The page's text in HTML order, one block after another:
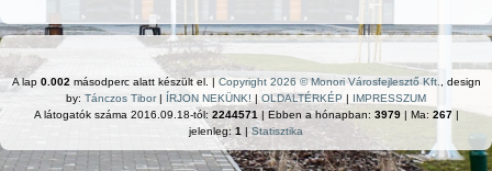
A lap 0.002másodperc alatt készült el. | Copyright 2026 © Monori Városfejlesztő Kft., design
by: Tánczos Tibor| ÍRJON NEKÜNK! | OLDALTÉRKÉP | IMPRESSZUM
A látogatók száma 2016.09.18-tól:2244571| Ebben a hónapban: 3979| Ma: 267|
jelenleg:1 |Statisztika